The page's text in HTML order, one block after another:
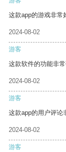
这款app的游戏非常
2024-08-02
游客
这款软件的功能非
2024-08-02
游客
这款app的用户评论
2024-08-02
游客